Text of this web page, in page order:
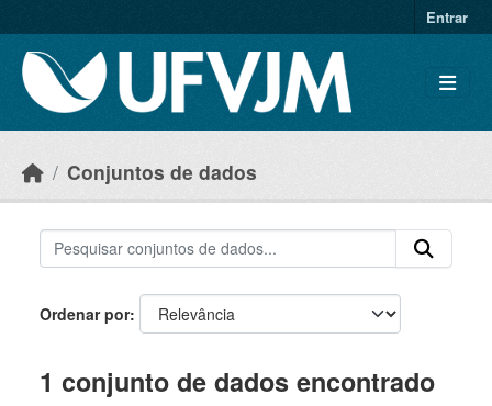
Entrar
Conjuntos de dados
Ordenar por
1 conjunto de dados encontrado